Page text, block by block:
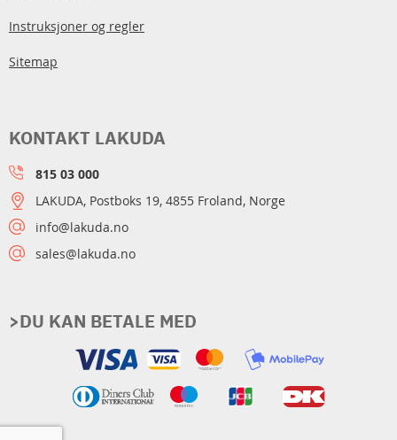
Instruksjoner og regler
Sitemap
>DU KAN BETALE MED
KONTAKT LAKUDA
815 03 000
LAKUDA, Postboks 19, 4855 Froland, Norge
info@lakuda.no
sales@lakuda.no